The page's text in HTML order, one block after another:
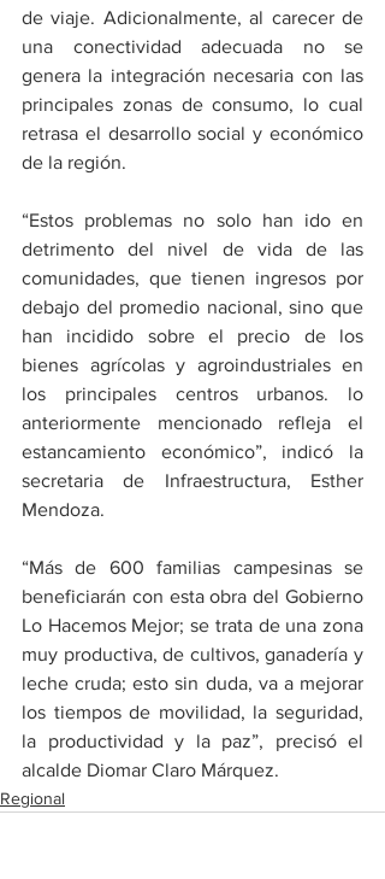
de viaje. Adicionalmente, al carecer de
una conectividad adecuada no se
genera la integración necesaria con las
principales zonas de consumo, lo cual
retrasa el desarrollo social y económico
de la región.
“Estos problemas no solo han ido en
detrimento del nivel de vida de las
comunidades, que tienen ingresos por
debajo del promedio nacional, sino que
han incidido sobre el precio de los
bienes agrícolas y agroindustriales en
los principales centros urbanos. lo
anteriormente mencionado refleja el
estancamiento económico”, indicó la
secretaria de Infraestructura, Esther
Mendoza.
“Más de 600 familias campesinas se
beneficiarán con esta obra del Gobierno
Lo Hacemos Mejor; se trata de una zona
muy productiva, de cultivos, ganadería y
leche cruda; esto sin duda, va a mejorar
los tiempos de movilidad, la seguridad,
la productividad y la paz”, precisó el
alcalde Diomar Claro Márquez.
Regional